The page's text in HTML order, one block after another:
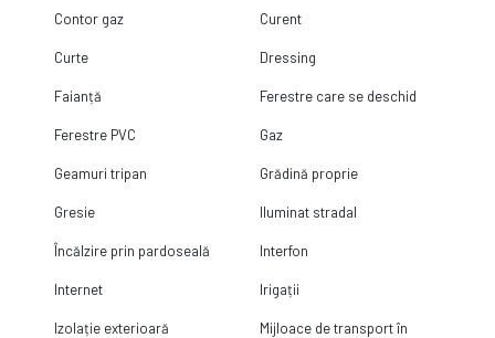
Contor gaz Curent
Curte Dressing
Faianță Ferestre care se deschid
Ferestre PVC Gaz
Geamuri tripan Grădină proprie
Gresie Iluminat stradal
Încălzire prin pardoseală Interfon
Internet Irigații
Izolație exterioară
Mijloace de transport în